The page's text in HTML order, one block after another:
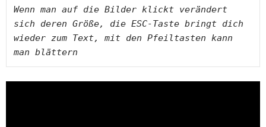
Wenn man auf die Bilder klickt verändert
sich deren Größe, die ESC-Taste bringt dich
wieder zum Text, mit den Pfeiltasten kann
man blättern